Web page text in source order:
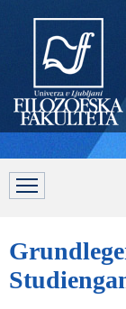
ABTEILUNG